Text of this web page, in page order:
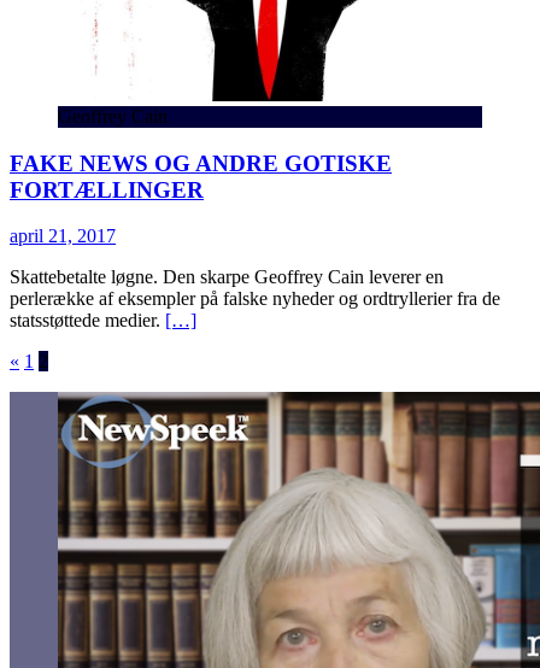
Geoffrey Cain
FAKE NEWS OG ANDRE GOTISKE
FORTÆLLINGER
april 21, 2017
Skattebetalte løgne. Den skarpe Geoffrey Cain leverer en
perlerække af eksempler på falske nyheder og ordtryllerier fra de
statsstøttede medier. […]
Indlægsinddeling
« 1 2